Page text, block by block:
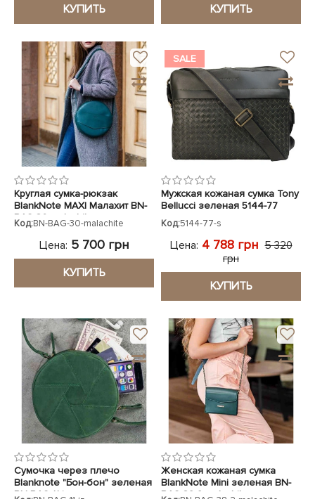
КУПИТЬ КУПИТЬ
Круглая сумка-рюкзак
BlankNote MAXI Малахит BN-
BAG-30-malachite
Код:BN-BAG-30-malachite
Цена: 5 700 грн
КУПИТЬ
SALE
Мужская кожаная сумка Tony
Bellucci зеленая 5144-77
Код:5144-77-s
Цена: 4 788 грн 5 320
грн
КУПИТЬ
Сумочка через плечо
Blanknote "Бон-бон" зеленая
BN-BAG-11-iz
Женская кожаная сумка
BlankNote Mini зеленая BN-
BAG-38-2-malachite